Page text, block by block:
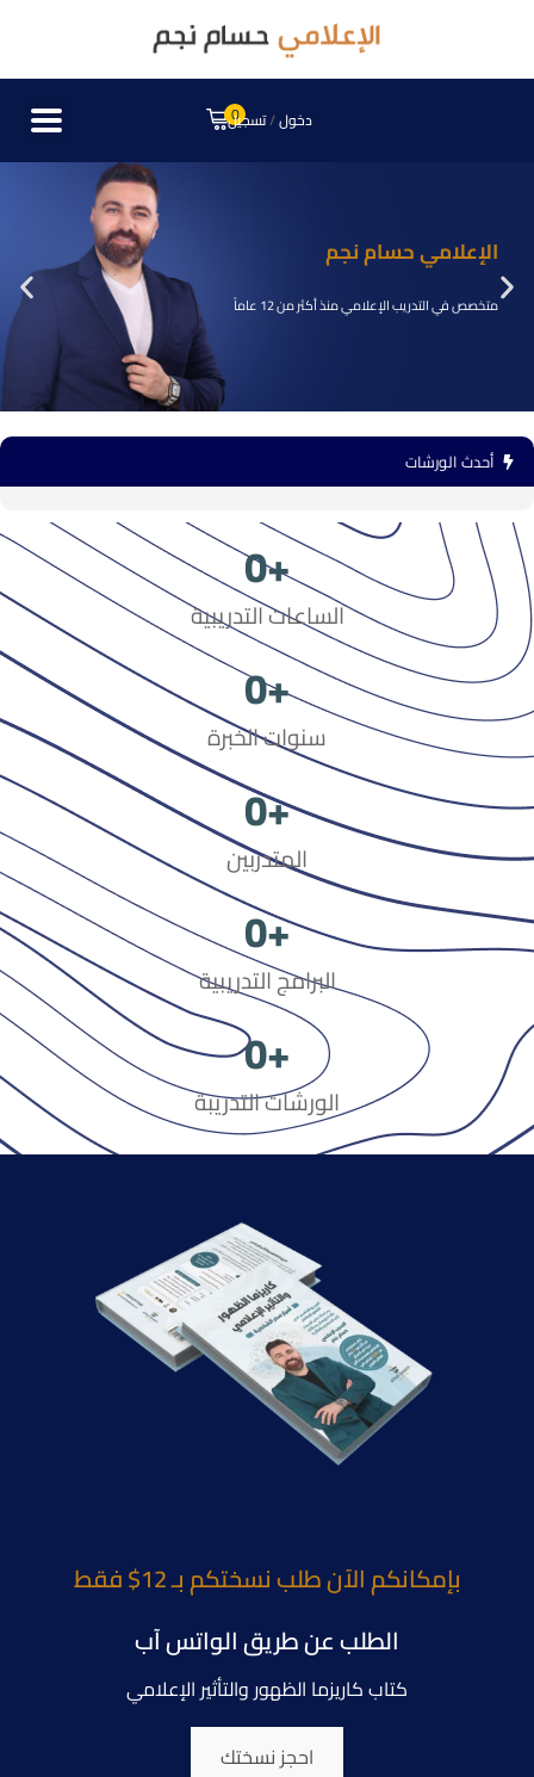
0 دخول/ تسجيل
الإعلامي حسام نجم
متخصص في التدريب الإعلامي منذ أكثر من 12 عاماً
أحدث الورشات
الساعات التدريبية
+
0
سنوات الخبرة
+
0
المتدربين
+
0
البرامج التدريبية
+
0
الورشات التدريبة
+
0
بإمكانكم الآن طلب نسختكم بـ 12$ فقط
الطلب عن طريق الواتس آب
كتاب كاريزما الظهور والتأثير الإعلامي
احجز نسختك